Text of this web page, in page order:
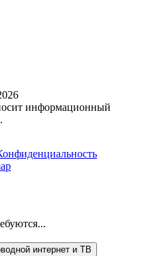
информационный
интернет и ТВ